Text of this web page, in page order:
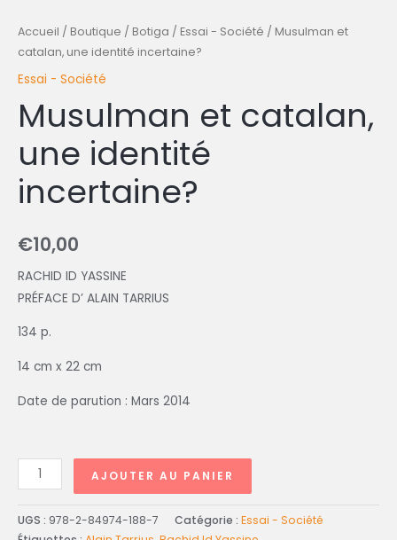
Accueil / Boutique / Botiga / Essai - Société / Musulman et
catalan, une identité incertaine?
Essai - Société
Musulman et catalan,
une identité
incertaine?
€10,00
RACHID ID YASSINE
PRÉFACE D’ ALAIN TARRIUS
134 p.
14 cm x 22 cm
Date de parution : Mars 2014
AJOUTER AU PANIER
UGS : 978-2-84974-188-7 Catégorie : Essai - Société